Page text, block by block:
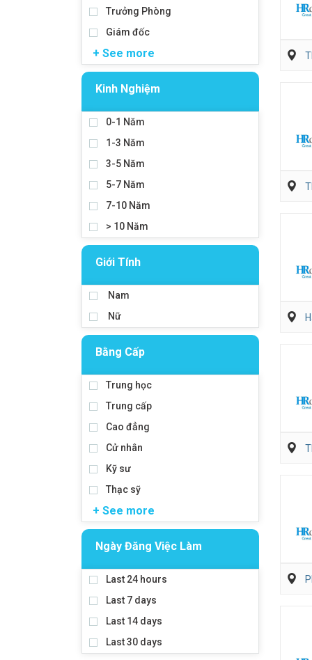
Trưởng Phòng
Giám đốc
+ See more
Kinh Nghiệm
0-1 Năm
1-3 Năm
3-5 Năm
5-7 Năm
7-10 Năm
> 10 Năm
Giới Tính
Nam
Nữ
Bằng Cấp
Trung học
Trung cấp
Cao đẳng
Cử nhân
Kỹ sư
Thạc sỹ
+ See more
Ngày Đăng Việc Làm
Last 24 hours
Last 7 days
Last 14 days
Last 30 days